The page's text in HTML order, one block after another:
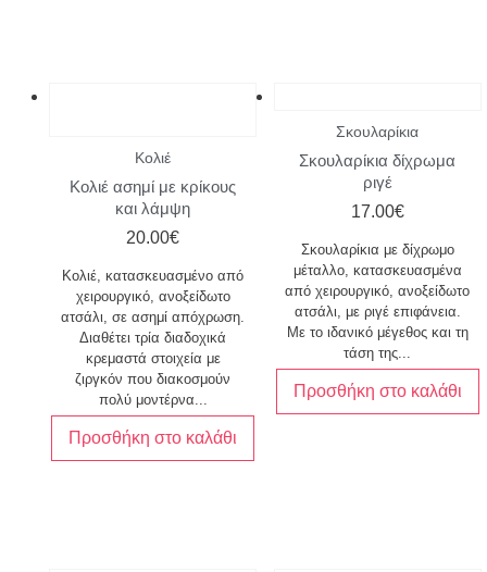
Κολιέ
Κολιέ ασημί με κρίκους
και λάμψη
20.00€
Κολιέ, κατασκευασμένο από
χειρουργικό, ανοξείδωτο
ατσάλι, σε ασημί απόχρωση.
Διαθέτει τρία διαδοχικά
κρεμαστά στοιχεία με
ζιργκόν που διακοσμούν
πολύ μοντέρνα...
Προσθήκη στο καλάθι
Σκουλαρίκια
Σκουλαρίκια δίχρωμα
ριγέ
17.00€
Σκουλαρίκια με δίχρωμο
μέταλλο, κατασκευασμένα
από χειρουργικό, ανοξείδωτο
ατσάλι, με ριγέ επιφάνεια.
Με το ιδανικό μέγεθος και τη
τάση της...
Προσθήκη στο καλάθι